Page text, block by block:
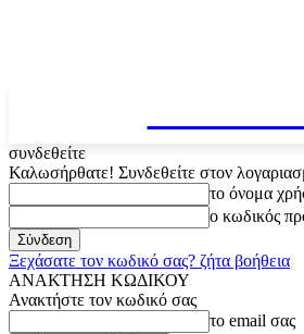
συνδεθείτε
Καλωσήρθατε! Συνδεθείτε στον
το όνομα
ο κωδικός
Ξεχάσατε τον κωδικό σας? ζήτα βοήθεια
ΑΝΑΚΤΗΣΗ ΚΩΔΙΚΟΥ
Ανακτήστε τον κωδικό σας
το email σας